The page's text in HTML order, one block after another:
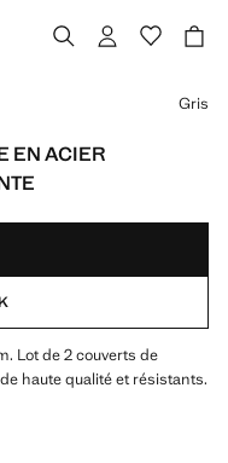
EN ACIER
Gris
Lot de 2 couverts de
haute qualité et résistants.